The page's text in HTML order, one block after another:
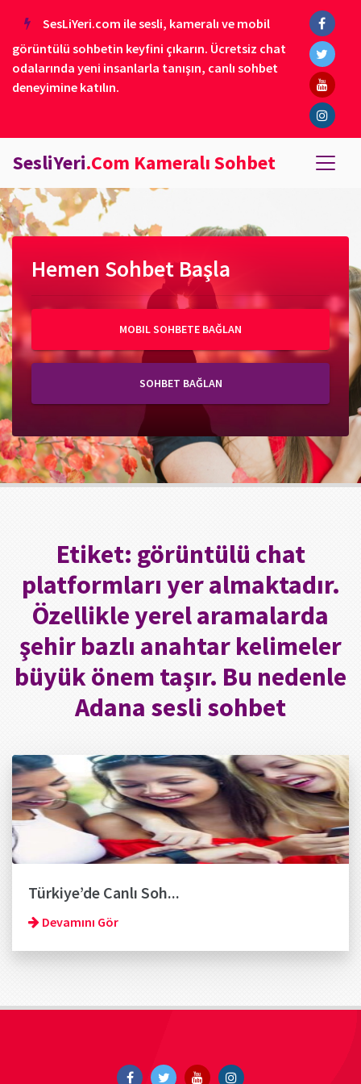
SesLiYeri.com ile sesli, kameralı ve mobil
görüntülü sohbetin keyfini çıkarın. Ücretsiz chat
odalarında yeni insanlarla tanışın, canlı sohbet
deneyimine katılın.
SesliYeri.Com Kameralı Sohbet
Hemen Sohbet Başla
MOBIL SOHBETE BAĞLAN
SOHBET BAĞLAN
Etiket: görüntülü chat
platformları yer almaktadır.
Özellikle yerel aramalarda
şehir bazlı anahtar kelimeler
büyük önem taşır. Bu nedenle
Adana sesli sohbet
Türkiye’de Canlı Soh...
Devamını Gör